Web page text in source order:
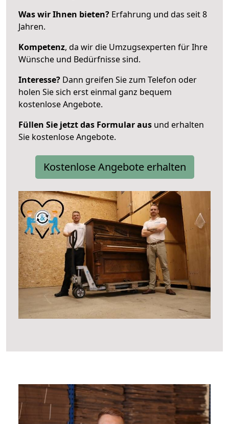
Was wir Ihnen bieten? Erfahrung und das seit 8
Jahren.
Kompetenz, da wir die Umzugsexperten für Ihre
Wünsche und Bedürfnisse sind.
Interesse? Dann greifen Sie zum Telefon oder
holen Sie sich erst einmal ganz bequem
kostenlose Angebote.
Füllen Sie jetzt das Formular aus und erhalten
Sie kostenlose Angebote.
Kostenlose Angebote erhalten